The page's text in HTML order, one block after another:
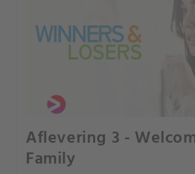
Aflevering 3 -
Family